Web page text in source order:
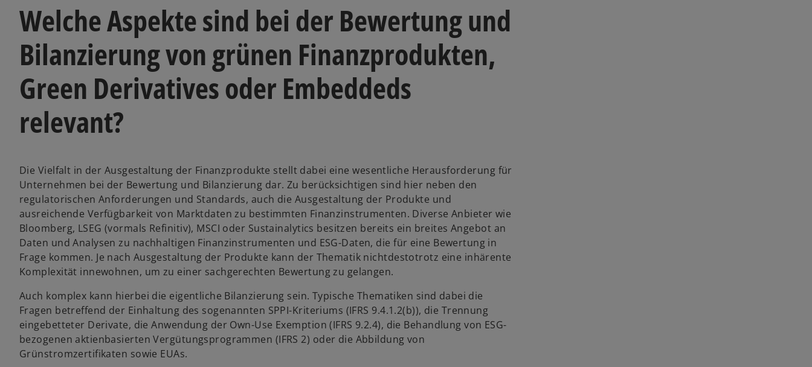
Welche Aspekte sind bei der Bewertung und
Bilanzierung von grünen Finanzprodukten,
Green Derivatives oder Embeddeds
relevant?
Die Vielfalt in der Ausgestaltung der Finanzprodukte stellt dabei eine wesentliche Herausforderung für
Unternehmen bei der Bewertung und Bilanzierung dar. Zu berücksichtigen sind hier neben den
regulatorischen Anforderungen und Standards, auch die Ausgestaltung der Produkte und
ausreichende Verfügbarkeit von Marktdaten zu bestimmten Finanzinstrumenten. Diverse Anbieter wie
Bloomberg, LSEG (vormals Refinitiv), MSCI oder Sustainalytics besitzen bereits ein breites Angebot an
Daten und Analysen zu nachhaltigen Finanzinstrumenten und ESG-Daten, die für eine Bewertung in
Frage kommen. Je nach Ausgestaltung der Produkte kann der Thematik nichtdestotrotz eine inhärente
Komplexität innewohnen, um zu einer sachgerechten Bewertung zu gelangen.
Auch komplex kann hierbei die eigentliche Bilanzierung sein. Typische Thematiken sind dabei die
Fragen betreffend der Einhaltung des sogenannten SPPI-Kriteriums (IFRS 9.4.1.2(b)), die Trennung
eingebetteter Derivate, die Anwendung der Own-Use Exemption (IFRS 9.2.4), die Behandlung von ESG-
bezogenen aktienbasierten Vergütungsprogrammen (IFRS 2) oder die Abbildung von
Grünstromzertifikaten sowie EUAs.